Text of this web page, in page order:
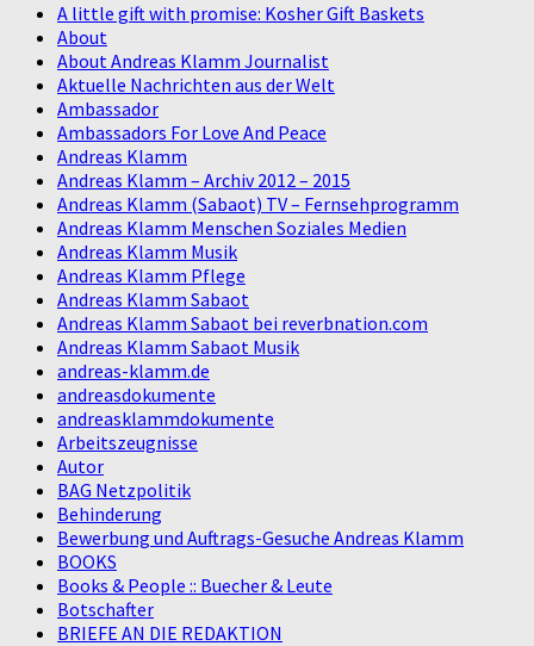
A little gift with promise: Kosher Gift Baskets
About
About Andreas Klamm Journalist
Aktuelle Nachrichten aus der Welt
Ambassador
Ambassadors For Love And Peace
Andreas Klamm
Andreas Klamm – Archiv 2012 – 2015
Andreas Klamm (Sabaot) TV – Fernsehprogramm
Andreas Klamm Menschen Soziales Medien
Andreas Klamm Musik
Andreas Klamm Pflege
Andreas Klamm Sabaot
Andreas Klamm Sabaot bei reverbnation.com
Andreas Klamm Sabaot Musik
andreas-klamm.de
andreasdokumente
andreasklammdokumente
Arbeitszeugnisse
Autor
BAG Netzpolitik
Behinderung
Bewerbung und Auftrags-Gesuche Andreas Klamm
BOOKS
Books & People :: Buecher & Leute
Botschafter
BRIEFE AN DIE REDAKTION